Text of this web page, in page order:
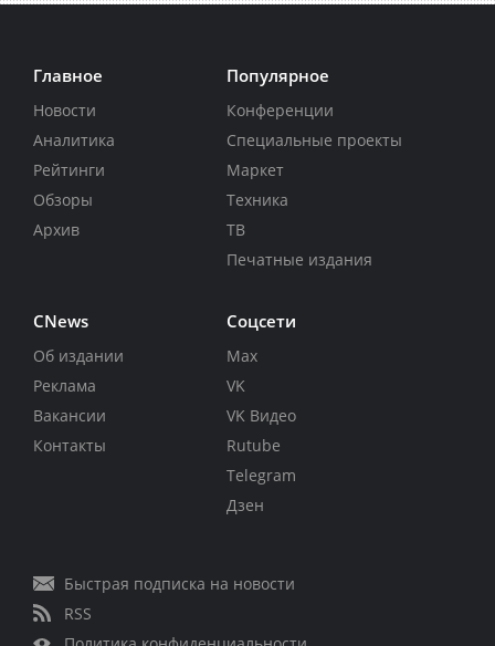
Главное
Новости
Аналитика
Рейтинги
Обзоры
Архив
Популярное
Конференции
Специальные проекты
Маркет
Техника
ТВ
Печатные издания
CNews
Об издании
Реклама
Вакансии
Контакты
Соцсети
Max
VK
VK Видео
Rutube
Telegram
Дзен
Быстрая подписка на новости
RSS